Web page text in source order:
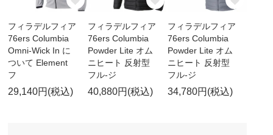
フィラデルフィア
76ers Columbia
Omni-Wick In に
ついて Element
フ
29,140円(税込)
フィラデルフィア
76ers Columbia
Powder Lite オム
ニヒート 反射型
フル-ジ
40,880円(税込)
フィラデルフィア
76ers Columbia
Powder Lite オム
ニヒート 反射型
フル-ジ
34,780円(税込)